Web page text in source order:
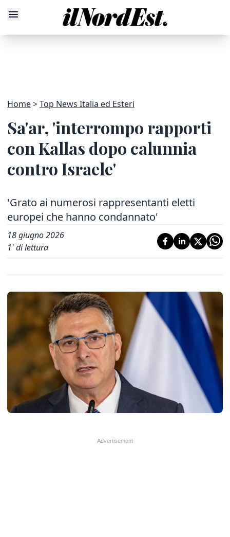
Home Top News Italia ed Esteri
Sa'ar, 'interrompo rapporti
con Kallas dopo calunnia
contro Israele'
'Grato ai numerosi rappresentanti eletti
europei che hanno condannato'
18 giugno 2026
1' di lettura